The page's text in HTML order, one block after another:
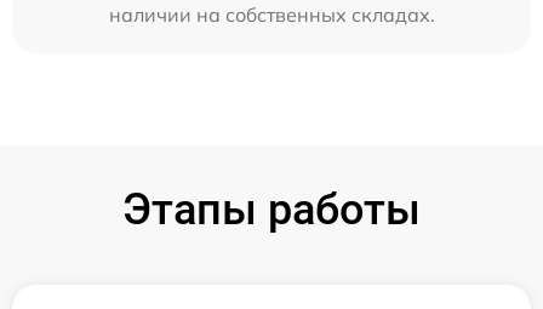
наличии на собственных складах.
Этапы работы